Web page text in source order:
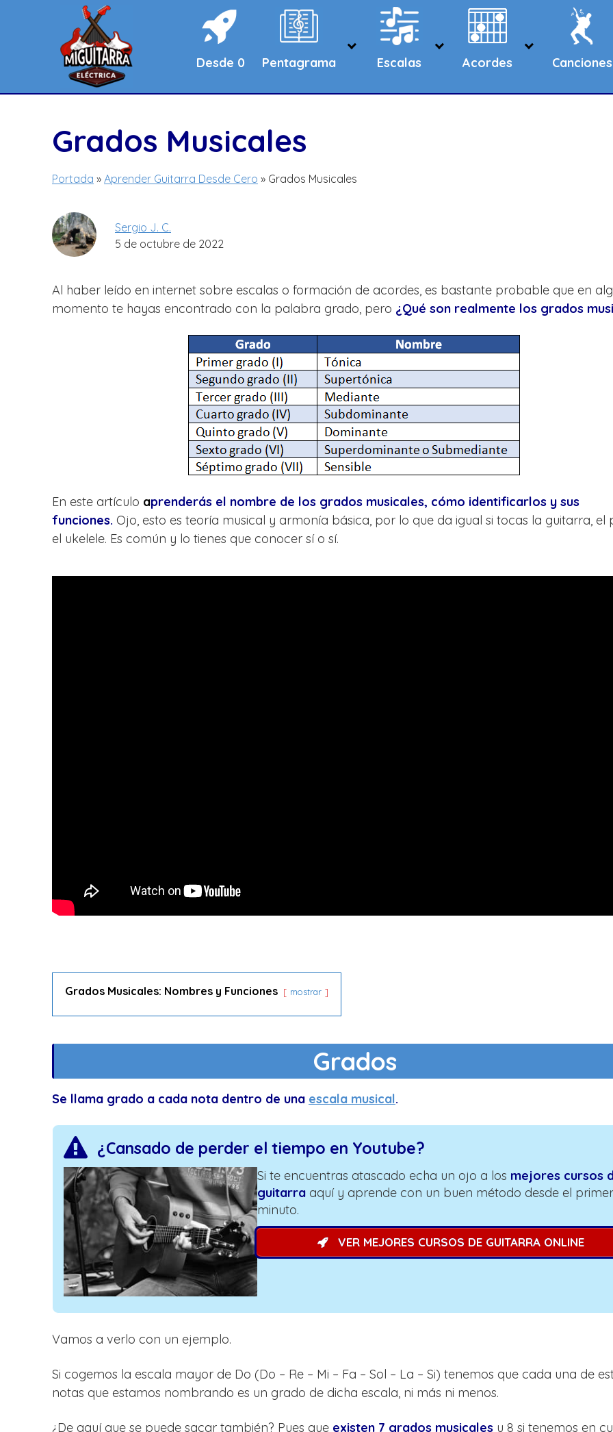
Desde 0 Pentagrama Escalas Acordes Canciones
Grados Musicales
Portada » Aprender Guitarra Desde Cero » Grados Musicales
Sergio J. C.
5 de octubre de 2022
Al haber leído en internet sobre escalas o formación de acordes, es bastante probable que en
momento te hayas encontrado con la palabra grado, pero ¿Qué son realmente los grados
En este artículo aprenderás el nombre de los grados musicales, cómo identificarlos y sus
funciones. Ojo, esto es teoría musical y armonía básica, por lo que da igual si tocas la guitarra, el
el ukelele. Es común y lo tienes que conocer sí o sí.
Grados Musicales: Nombres y Funciones mostrar
Grados
Se llama grado a cada nota dentro de una escala musical.
¿Cansado de perder el tiempo en Youtube?
Si te encuentras atascado echa un ojo a los mejores cursos
guitarraaquí y aprende con un buen método desde el primer
minuto.
VER MEJORES CURSOS DE GUITARRA ONLINE
Vamos a verlo con un ejemplo.
Si cogemos la escala mayor de Do (Do – Re – Mi – Fa – Sol – La – Si) tenemos que cada una de
notas que estamos nombrando es un grado de dicha escala, ni más ni menos.
¿De aquí que se puede sacar también? Pues que existen 7 grados musicales u 8 si tenemos en